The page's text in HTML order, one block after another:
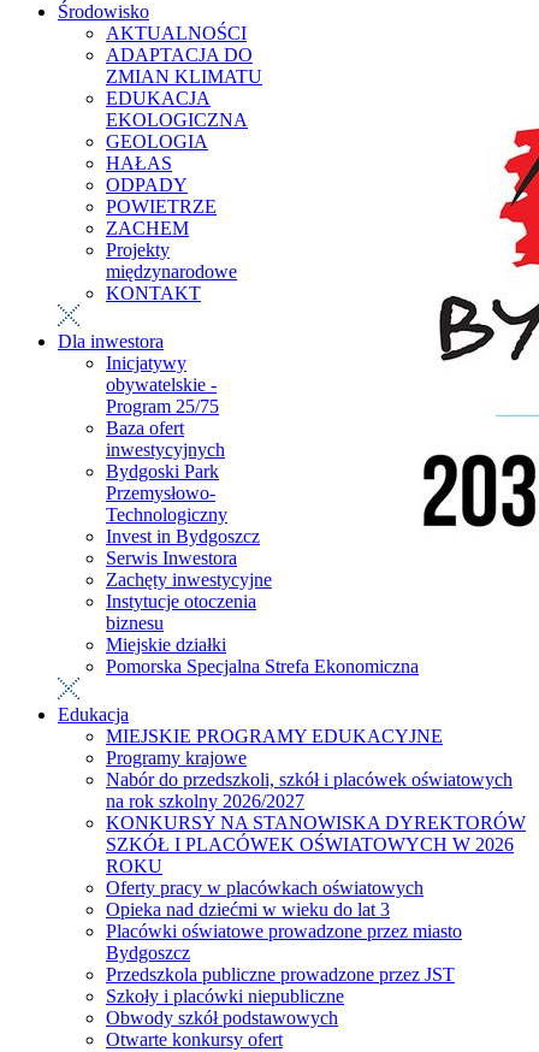
Środowisko
AKTUALNOŚCI
ADAPTACJA DO
ZMIAN KLIMATU
EDUKACJA
EKOLOGICZNA
GEOLOGIA
HAŁAS
ODPADY
POWIETRZE
ZACHEM
Projekty
międzynarodowe
KONTAKT
Dla inwestora
Inicjatywy
obywatelskie -
Program 25/75
Baza ofert
inwestycyjnych
Bydgoski Park
Przemysłowo-
Technologiczny
Invest in Bydgoszcz
Serwis Inwestora
Zachęty inwestycyjne
Instytucje otoczenia
biznesu
Miejskie działki
Pomorska Specjalna Strefa Ekonomiczna
Edukacja
MIEJSKIE PROGRAMY EDUKACYJNE
Programy krajowe
Nabór do przedszkoli, szkół i placówek oświatowych
na rok szkolny 2026/2027
KONKURSY NA STANOWISKA DYREKTORÓW
SZKÓŁ I PLACÓWEK OŚWIATOWYCH W 2026
ROKU
Oferty pracy w placówkach oświatowych
Opieka nad dziećmi w wieku do lat 3
Placówki oświatowe prowadzone przez miasto
Bydgoszcz
Przedszkola publiczne prowadzone przez JST
Szkoły i placówki niepubliczne
Obwody szkół podstawowych
Otwarte konkursy ofert